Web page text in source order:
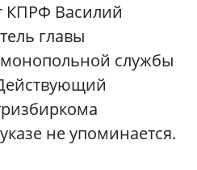
КПРФ Василий
главы
службы
не упоминается.